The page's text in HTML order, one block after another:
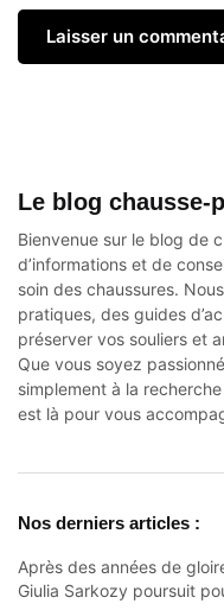
Le blog chausse-
Bienvenue sur le blog de
d’informations et de
soin des chaussures.
pratiques, des guides
préserver vos souliers et
Que vous soyez
simplement à la
est là pour vous
Nos derniers articles :
Après des années de
Giulia Sarkozy poursuit